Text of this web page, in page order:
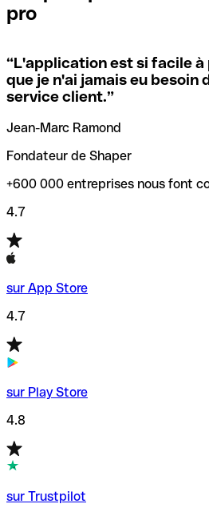
locales.
Si vous n'êtes pas sûr du code
utiliser, nous avons développé un
codes SWIFT par nom de banque.
vérification/recherche de codes
trouver et vérifier vos codes
transferts d’argent.
pro
“L'application est si facile à
que je n'ai jamais eu besoin
service client.”
Jean-Marc Ramond
Fondateur de Shaper
+600 000 entreprises nous font
4.7
sur App Store
4.7
sur Play Store
4.8
sur Trustpilot